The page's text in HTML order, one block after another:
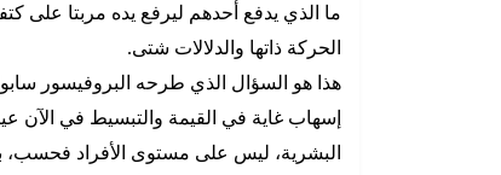
ما الذي يدفع أحدهم ليرفع يده مربتا على
الحركة ذاتها والدلالات شتى.
هذا هو السؤال الذي طرحه البروفيسور
إسهاب غاية في القيمة والتبسيط في الآن
البشرية، ليس على مستوى الأفراد